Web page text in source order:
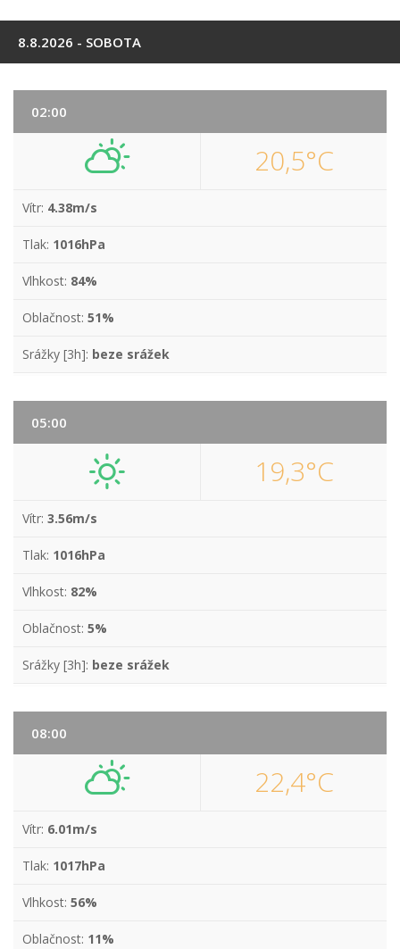
8.8.2026 - SOBOTA
02:00
20,5°C
Vítr: 4.38m/s
Tlak: 1016hPa
Vlhkost: 84%
Oblačnost: 51%
Srážky [3h]: beze srážek
05:00
19,3°C
Vítr: 3.56m/s
Tlak: 1016hPa
Vlhkost: 82%
Oblačnost: 5%
Srážky [3h]: beze srážek
08:00
22,4°C
Vítr: 6.01m/s
Tlak: 1017hPa
Vlhkost: 56%
Oblačnost: 11%